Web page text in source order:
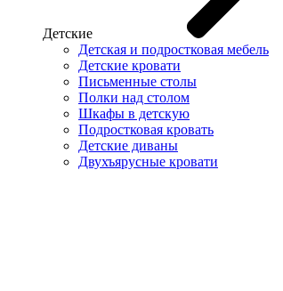
Детские
Детская и подростковая мебель
Детские кровати
Письменные столы
Полки над столом
Шкафы в детскую
Подростковая кровать
Детские диваны
Двухъярусные кровати